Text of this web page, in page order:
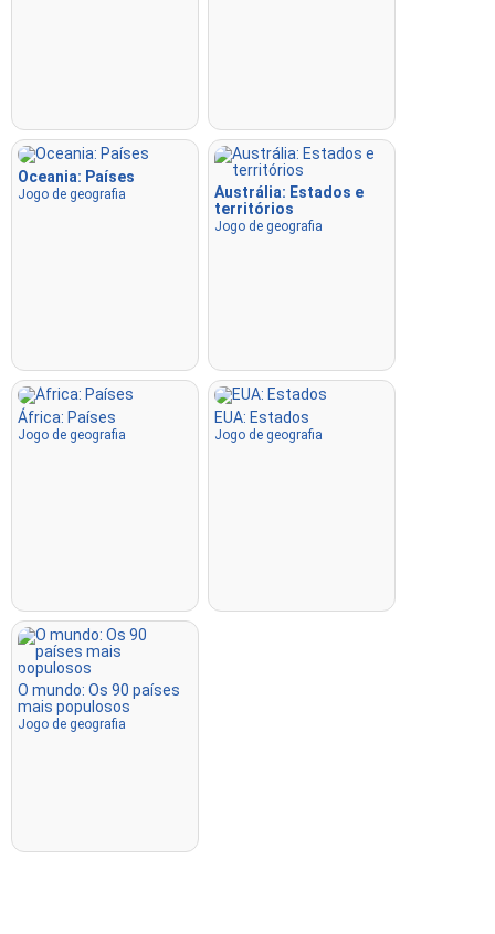
Oceania: Países
Jogo de geografia
Austrália: Estados e
territórios
Jogo de geografia
África: Países
Jogo de geografia
EUA: Estados
Jogo de geografia
O mundo: Os 90 países
mais populosos
Jogo de geografia